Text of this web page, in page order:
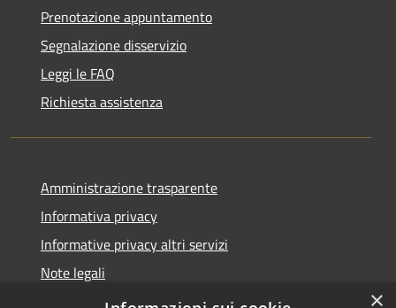
Prenotazione appuntamento
Segnalazione disservizio
Leggi le FAQ
Richiesta assistenza
Amministrazione trasparente
Informativa privacy
Informative privacy altri servizi
Note legali
Dichiarazione di accessibilità
×